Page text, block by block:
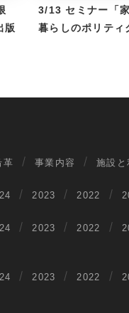
版
3/13 セミナー「
暮らしのポリティ
革 事業内容 施設と
2023 2022
2023 2022
2023 2022